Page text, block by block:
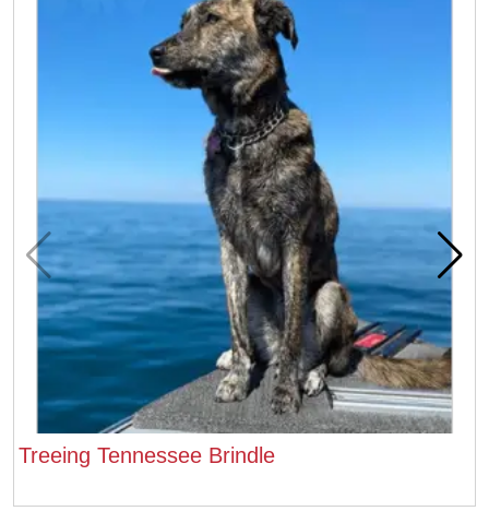
Treeing Tennessee Brindle